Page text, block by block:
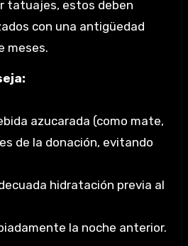
tatuajes, estos deben
con una antigüedad
meses.
azucarada (como mate,
de la donación, evitando
hidratación previa al
la noche anterior.